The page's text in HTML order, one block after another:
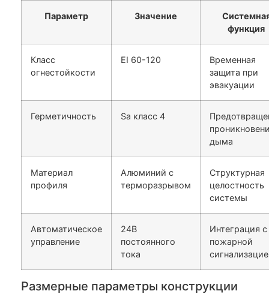
Параметр Значение
функция
Класс
огнестойкости
EI 60-120
Временная
защита при
эвакуации
Герметичность Sa класс 4
дыма
Материал
профиля
Алюминий с
терморазрывом
Структурная
целостность
системы
Автоматическое
управление
24В
постоянного
тока
Интеграция с
пожарной
Размерные параметры конструкции